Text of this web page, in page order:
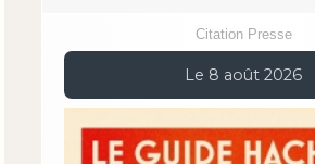
Citation Presse
Le 8 août 2026